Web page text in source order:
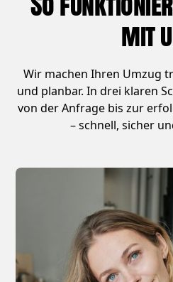
mit
Wir machen Ihren Umzug
und planbar. In drei klaren
von der Anfrage bis zur
– schnell, sicher